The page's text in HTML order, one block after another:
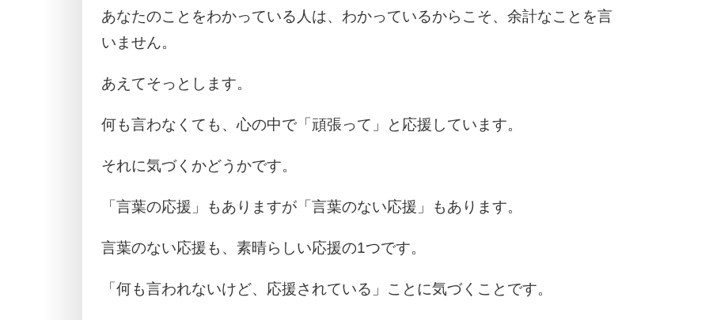
あなたのことをわかっている人は、わかっているからこそ、余計なことを言
いません。
あえてそっとします。
何も言わなくても、心の中で「頑張って」と応援しています。
それに気づくかどうかです。
「言葉の応援」もありますが「言葉のない応援」もあります。
言葉のない応援も、素晴らしい応援の1つです。
「何も言われないけど、応援されている」ことに気づくことです。